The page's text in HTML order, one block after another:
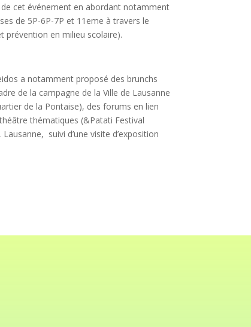
cet événement en abordant notamment
de 5P-6P-7P et 11eme à travers le
prévention en milieu scolaire).
a notamment proposé des brunchs
de la campagne de la Ville de Lausanne
de la Pontaise), des forums en lien
thématiques (&Patati Festival
suivi d’une visite d’exposition